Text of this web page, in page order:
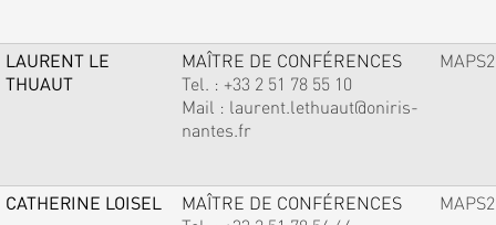
LAURENT LE
THUAUT
MAÎTRE DE CONFÉRENCES
Tel. : +33 2 51 78 55 10
Mail : laurent.lethuaut@oniris-
nantes.fr
MAPS2
CATHERINE LOISEL
MAÎTRE DE CONFÉRENCES
MAPS2